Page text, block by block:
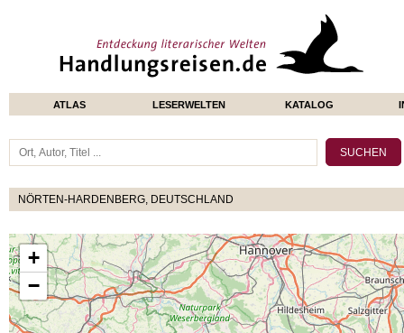
ATLAS LESERWELTEN KATALOG
NÖRTEN-HARDENBERG, DEUTSCHLAND
+
−